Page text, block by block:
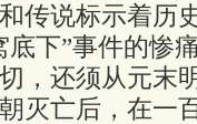
说标示着历史
底下”事件的惨
还须从元末
亡后，在一百